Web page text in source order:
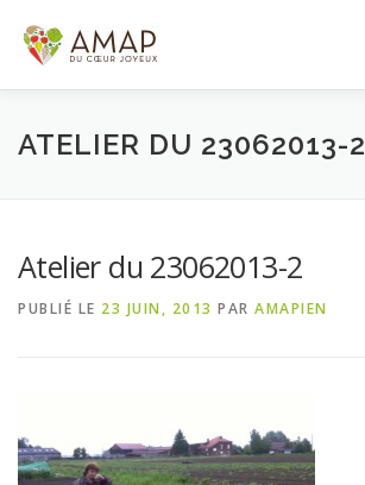
contenu
ACCUEIL L’AMAP LES PANIERS
PANIER DE LA SEMAINE
ATELIER DU 23062013-2
Atelier du 23062013-2
PUBLIÉ LE 23 JUIN, 2013 PAR AMAPIEN